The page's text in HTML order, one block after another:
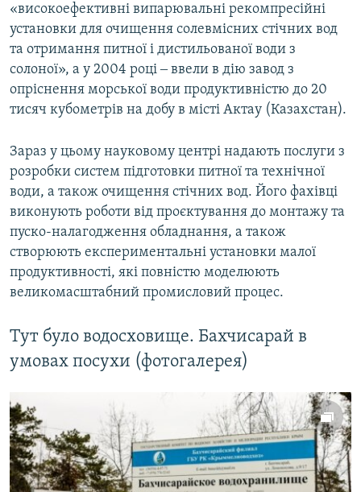
«високоефективні випарювальні рекомпресійні
установки для очищення солевмісних стічних вод
та отримання питної і дистильованої води з
солоної», а у 2004 році ‒ ввели в дію завод з
опріснення морської води продуктивністю до 20
тисяч кубометрів на добу в місті Актау (Казахстан).
Зараз у цьому науковому центрі надають послуги з
розробки систем підготовки питної та технічної
води, а також очищення стічних вод. Його фахівці
виконують роботи від проєктування до монтажу та
пуско-налагодження обладнання, а також
створюють експериментальні установки малої
продуктивності, які повністю моделюють
великомасштабний промисловий процес.
Тут було водосховище. Бахчисарай в
умовах посухи (фотогалерея)